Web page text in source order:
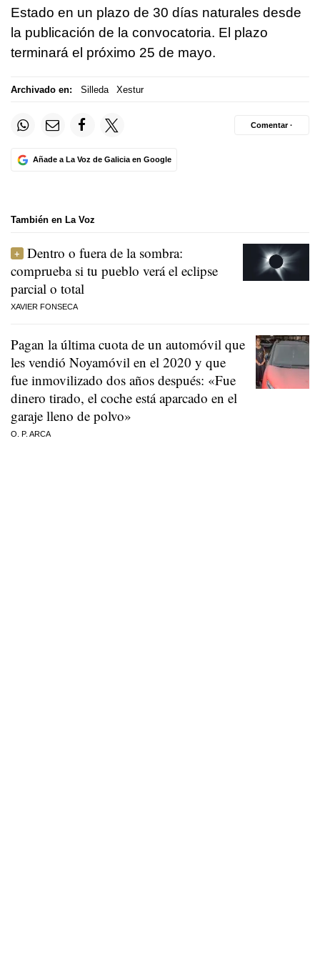
Estado en un plazo de 30 días naturales desde
la publicación de la convocatoria. El plazo
terminará el próximo 25 de mayo.
Archivado en: Silleda Xestur
Añade a La Voz de Galicia en Google
Comentar ·
También en La Voz
Dentro o fuera de la sombra:
comprueba si tu pueblo verá el eclipse
parcial o total
XAVIER FONSECA
Pagan la última cuota de un automóvil que
les vendió Noyamóvil en el 2020 y que
fue inmovilizado dos años después: «Fue
dinero tirado, el coche está aparcado en el
garaje lleno de polvo»
O. P. ARCA